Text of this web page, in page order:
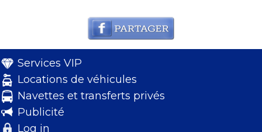
Services VIP
Locations de véhicules
Navettes et transferts privés
Publicité
Log in